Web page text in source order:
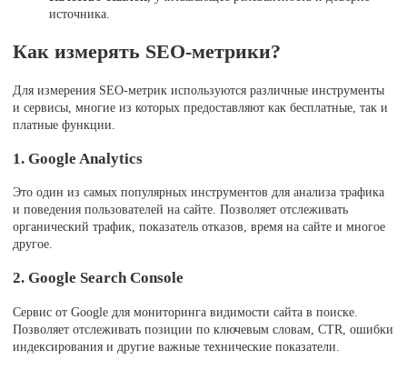
источника.
Как измерять SEO-метрики?
Для измерения SEO-метрик используются различные инструменты
и сервисы, многие из которых предоставляют как бесплатные, так и
платные функции.
1. Google Analytics
Это один из самых популярных инструментов для анализа трафика
и поведения пользователей на сайте. Позволяет отслеживать
органический трафик, показатель отказов, время на сайте и многое
другое.
2. Google Search Console
Сервис от Google для мониторинга видимости сайта в поиске.
Позволяет отслеживать позиции по ключевым словам, CTR, ошибки
индексирования и другие важные технические показатели.